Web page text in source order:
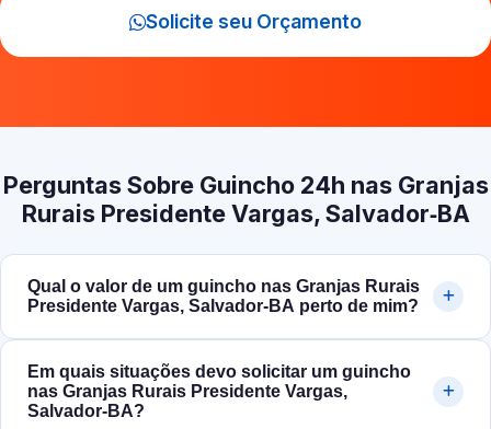
Solicite seu Orçamento
Perguntas Sobre Guincho 24h nas Granjas
Rurais Presidente Vargas, Salvador‑BA
Qual o valor de um guincho nas Granjas Rurais
Presidente Vargas, Salvador‑BA perto de mim?
Em quais situações devo solicitar um guincho
nas Granjas Rurais Presidente Vargas,
Salvador‑BA?